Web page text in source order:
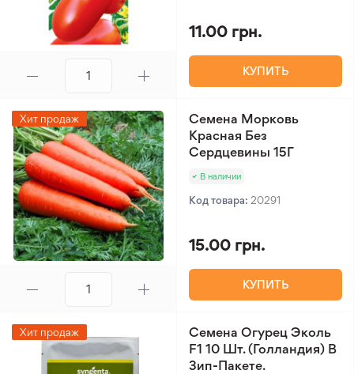
11.00 грн.
КУПИТЬ
Хит продаж
Семена Морковь
Красная Без
Сердцевины 15Г
В наличии
Код товара: 20291
15.00 грн.
КУПИТЬ
Хит продаж
Семена Огурец Эколь
F1 10 Шт. (Голландия) В
Зип-Пакете.